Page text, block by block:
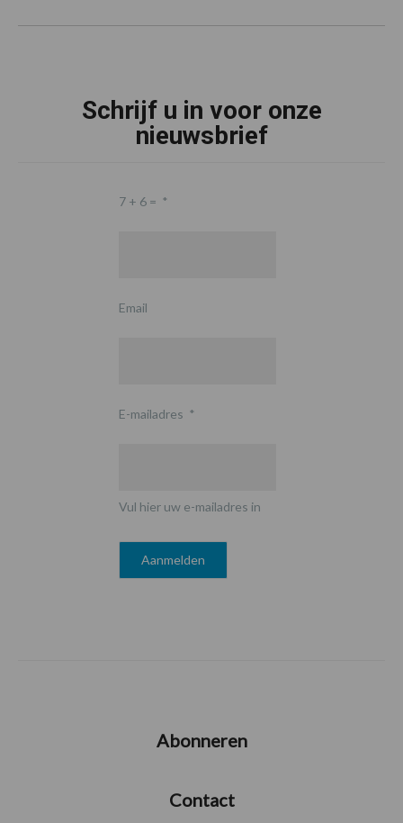
Schrijf u in voor onze
nieuwsbrief
7 + 6 = *
Email
E-mailadres *
Vul hier uw e-mailadres in
Abonneren
Contact